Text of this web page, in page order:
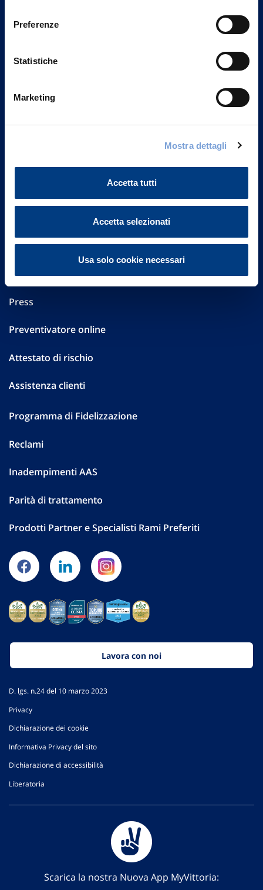
Preferenze
Statistiche
Marketing
Mostra dettagli
Accetta tutti
Accetta selezionati
Usa solo cookie necessari
Vittoria Assicurazioni S.p.A.
Part. IVA 01329510158
Sostenibilità
Performances
Press
Preventivatore online
Attestato di rischio
Assistenza clienti
Programma di Fidelizzazione
Reclami
Inadempimenti AAS
Parità di trattamento
Prodotti Partner e Specialisti Rami Preferiti
Lavora con noi
D. lgs. n.24 del 10 marzo 2023
Privacy
Dichiarazione dei cookie
Informativa Privacy del sito
Dichiarazione di accessibilità
Liberatoria
Scarica la nostra Nuova App MyVittoria: